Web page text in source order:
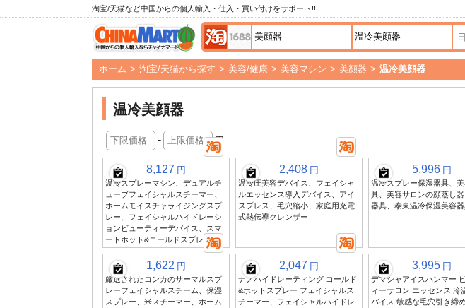
淘宝/天猫など中国からの個人輸入・仕入・買い付けをサポート!!
ホーム > 淘宝/天猫から探す > 美容/健康 > 美容マシン > 美顔器 > 温冷美顔器
温冷美顔器
- 円
8,127 円
温冷スプレーマシン、デュアルチ
ューブフェイシャルスチーマー、
ホームモイスチャライジングスプ
レー、フェイシャルハイドレーシ
ョンビューティーデバイス、スマ
ートホット&コールドスプレー
2,408 円
温冷圧美容デバイス、フェイシャ
ルエッセンス導入デバイス、アイ
スプレス、毛穴縮小、家庭用充電
式熱伝導クレンザー
5,996 円
温冷スプレー保湿器具、
具、美容サロンの顔蒸し
器具、泰東温冷保湿美容
1,622 円
厳選されたコンカのサーマルスプ
レーフェイシャルスチーム、保湿
スプレー、米スチーマー、ホーム
2,047 円
ナノハイドレーティング コールド
&ホットスプレー フェイシャルス
チーマー、フェイシャルハイドレ
3,995 円
デマシャアイスハンマー
ィーサロン エッセンス 冷
バイス 敏感な毛穴引き締